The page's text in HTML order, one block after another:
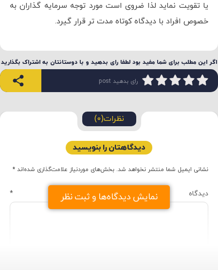
یا تقویت نماید لذا ضروی است مورد توجه سرمایه گذاران به
خصوص افراد با دیدگاه کوتاه مدت تر قرار گیرد.
اگر این مطلب برای شما مفید بود لطفا رای بدهید و با دوستانتان به اشتراک بگذارید
رای بدهید post
نمایش دیدگاه‌ها و ثبت نظر
نظرات(0)
دیدگاهتان را بنویسید
نشانی ایمیل شما منتشر نخواهد شد. بخش‌های موردنیاز علامت‌گذاری شده‌اند *
دیدگاه *